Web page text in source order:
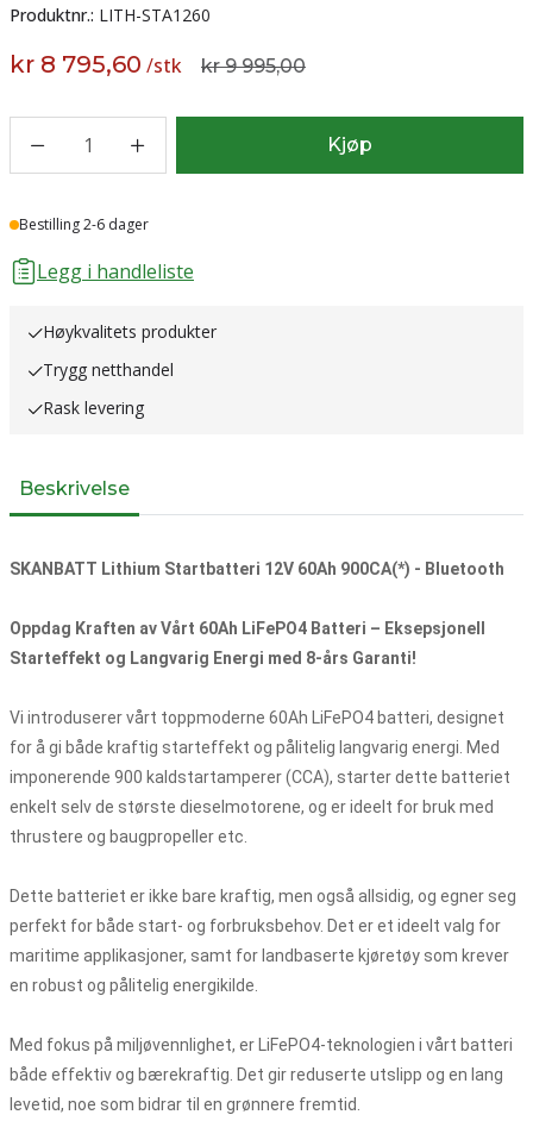
Produktnr.: LITH-STA1260
kr 8 795,60 /stk kr 9 995,00
1 Kjøp
Lager
Bestilling 2-6 dager
Legg i handleliste
Høykvalitets produkter
Trygg netthandel
Rask levering
Beskrivelse
SKANBATT Lithium Startbatteri 12V 60Ah 900CA(*) - Bluetooth
Oppdag Kraften av Vårt 60Ah LiFePO4 Batteri – Eksepsjonell
Starteffekt og Langvarig Energi med 8-års Garanti!
Vi introduserer vårt toppmoderne 60Ah LiFePO4 batteri, designet
for å gi både kraftig starteffekt og pålitelig langvarig energi. Med
imponerende 900 kaldstartamperer (CCA), starter dette batteriet
enkelt selv de største dieselmotorene, og er ideelt for bruk med
thrustere og baugpropeller etc.
Dette batteriet er ikke bare kraftig, men også allsidig, og egner seg
perfekt for både start- og forbruksbehov. Det er et ideelt valg for
maritime applikasjoner, samt for landbaserte kjøretøy som krever
en robust og pålitelig energikilde.
Med fokus på miljøvennlighet, er LiFePO4-teknologien i vårt batteri
både effektiv og bærekraftig. Det gir reduserte utslipp og en lang
levetid, noe som bidrar til en grønnere fremtid.